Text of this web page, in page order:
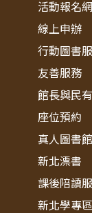
活動報名網
線上申辦
行動圖書
友善服務
館長與民
座位預約
真人圖書館
新北漂書
課後陪讀
新北學專區